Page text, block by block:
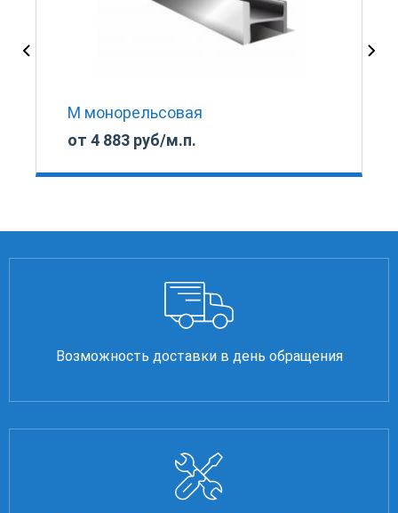
М монорельсовая
от 4 883 руб/м.п.
Возможность доставки в день обращения